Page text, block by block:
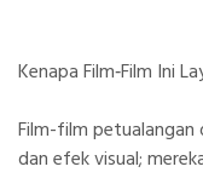
Kenapa Film‑Film Ini
Film-film petualangan
dan efek visual;